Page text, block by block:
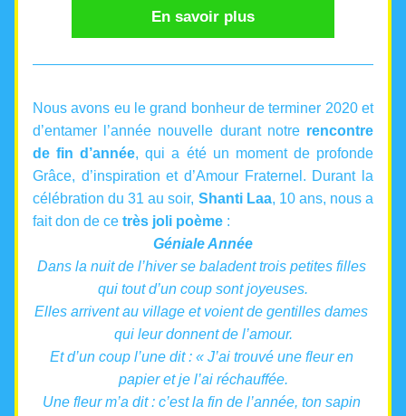
En savoir plus
Nous avons eu le grand bonheur de terminer 2020 et
d’entamer l’année nouvelle durant notre rencontre
de fin d’année, qui a été un moment de profonde
Grâce, d’inspiration et d’Amour Fraternel. Durant la
célébration du 31 au soir, Shanti Laa, 10 ans, nous a
fait don de ce très joli poème :
Géniale Année
Dans la nuit de l’hiver se baladent trois petites filles
qui tout d’un coup sont joyeuses.
Elles arrivent au village et voient de gentilles dames
qui leur donnent de l’amour.
Et d’un coup l’une dit : « J’ai trouvé une fleur en
papier et je l’ai réchauffée.
Une fleur m’a dit : c’est la fin de l’année, ton sapin